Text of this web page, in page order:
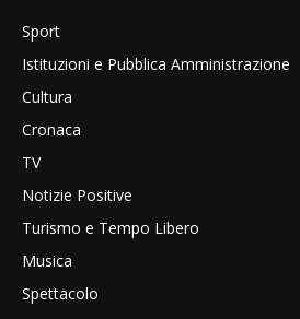
Sport
Istituzioni e Pubblica Amministrazione
Cultura
Cronaca
TV
Notizie Positive
Turismo e Tempo Libero
Musica
Spettacolo